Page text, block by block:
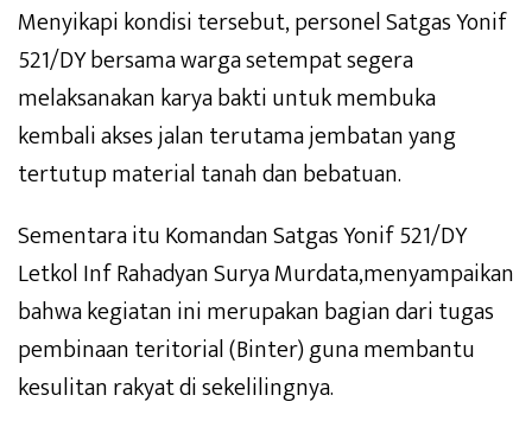
Menyikapi kondisi tersebut, personel Satgas Yonif
521/DY bersama warga setempat segera
melaksanakan karya bakti untuk membuka
kembali akses jalan terutama jembatan yang
tertutup material tanah dan bebatuan.
Sementara itu Komandan Satgas Yonif 521/DY
Letkol Inf Rahadyan Surya Murdata,menyampaikan
bahwa kegiatan ini merupakan bagian dari tugas
pembinaan teritorial (Binter) guna membantu
kesulitan rakyat di sekelilingnya.